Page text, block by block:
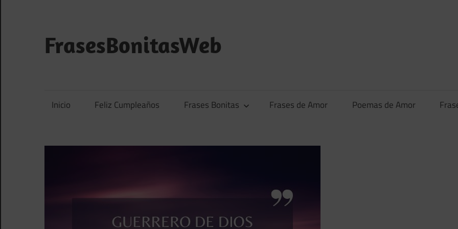
contenido
FrasesBonitasWeb
y
Inicio Feliz Cumpleaños Frases Bonitas Frases de Amor Poemas de Amor